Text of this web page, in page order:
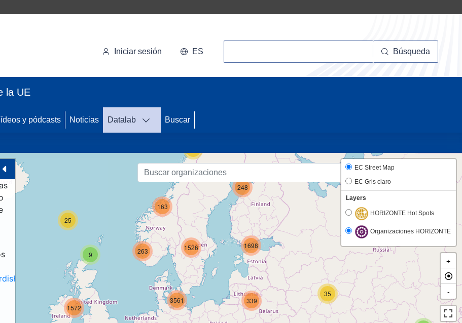
Iniciar sesión ES Búsqueda
la UE
y pódcasts Noticias Datalab Buscar
.
35
25
9
163
263
3561
1572
339
248
1526 1698
EC Street Map
EC Gris claro
Layers
HORIZONTE Hot Spots
Organizaciones HORIZONTE
+
-